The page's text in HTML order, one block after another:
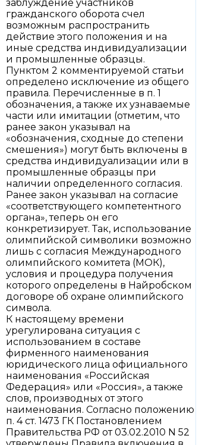
заблуждение участников
гражданского оборота счел
возможным распространить
действие этого положения и на
иные средства индивидуализации
и промышленные образцы.
Пунктом 2 комментируемой статьи
определено исключение из общего
правила. Перечисленные в п. 1
обозначения, а также их узнаваемые
части или имитации (отметим, что
ранее закон указывал на
«обозначения, сходные до степени
смешения») могут быть включены в
средства индивидуализации или в
промышленные образцы при
наличии определенного согласия.
Ранее закон указывал на согласие
«соответствующего компетентного
органа», теперь он его
конкретизирует. Так, использование
олимпийской символики возможно
лишь с согласия Международного
олимпийского комитета (МОК),
условия и процедура получения
которого определены в Найробском
договоре об охране олимпийского
символа.
К настоящему времени
урегулирована ситуация с
использованием в составе
фирменного наименования
юридического лица официального
наименования «Российская
Федерация» или «Россия», а также
слов, производных от этого
наименования. Согласно положению
п. 4 ст. 1473 ГК Постановлением
Правительства РФ от 03.02.2010 N 52